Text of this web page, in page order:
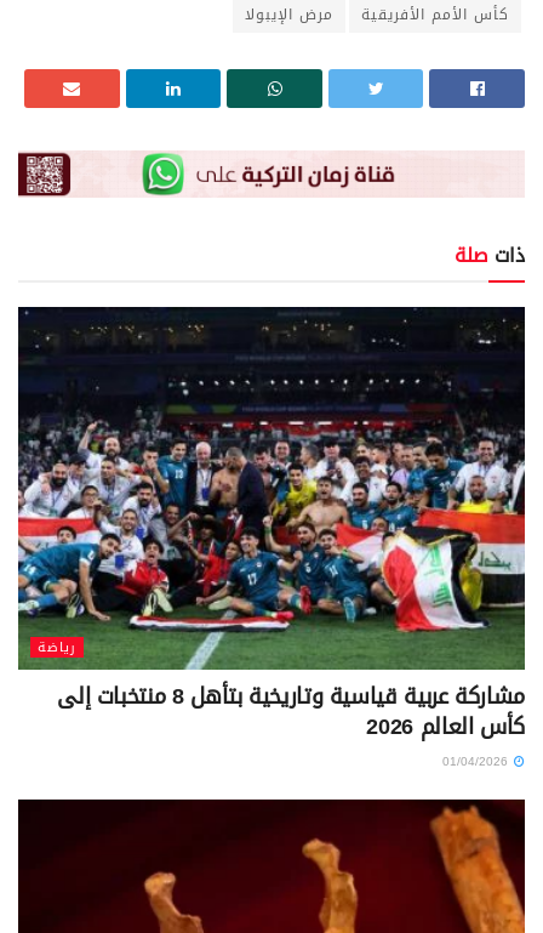
كأس الأمم الأفريقية
مرض الإيبولا
ذات صلة
رياضة
مشاركة عربية قياسية وتاريخية بتأهل 8 منتخبات إلى
كأس العالم 2026